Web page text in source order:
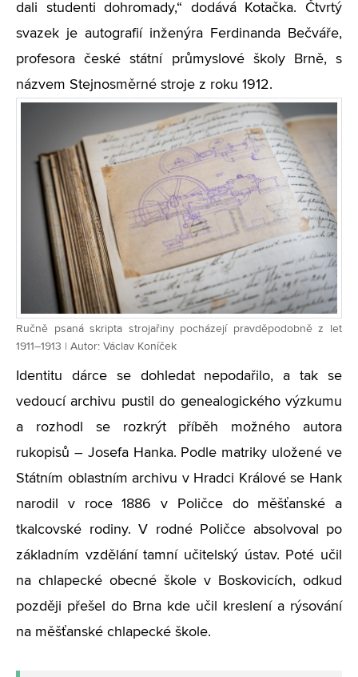
dali studenti dohromady,“ dodává Kotačka. Čtvrtý
svazek je autografií inženýra Ferdinanda Bečváře,
profesora české státní průmyslové školy Brně, s
názvem Stejnosměrné stroje z roku 1912.
Ručně psaná skripta strojařiny pocházejí pravděpodobně z let
1911–1913 | Autor: Václav Koníček
Identitu dárce se dohledat nepodařilo, a tak se
vedoucí archivu pustil do genealogického výzkumu
a rozhodl se rozkrýt příběh možného autora
rukopisů – Josefa Hanka. Podle matriky uložené ve
Státním oblastním archivu v Hradci Králové se Hank
narodil v roce 1886 v Poličce do měšťanské a
tkalcovské rodiny. V rodné Poličce absolvoval po
základním vzdělání tamní učitelský ústav. Poté učil
na chlapecké obecné škole v Boskovicích, odkud
později přešel do Brna kde učil kreslení a rýsování
na měšťanské chlapecké škole.